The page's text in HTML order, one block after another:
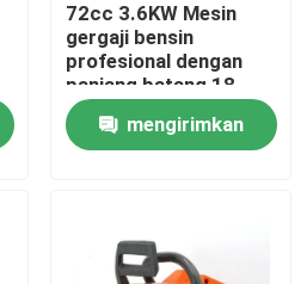
72cc 3.6KW Mesin
gergaji bensin
profesional dengan
panjang batang 18
'untuk pekerjaan
pertanian dan
kehutanan berat
mengirimkan